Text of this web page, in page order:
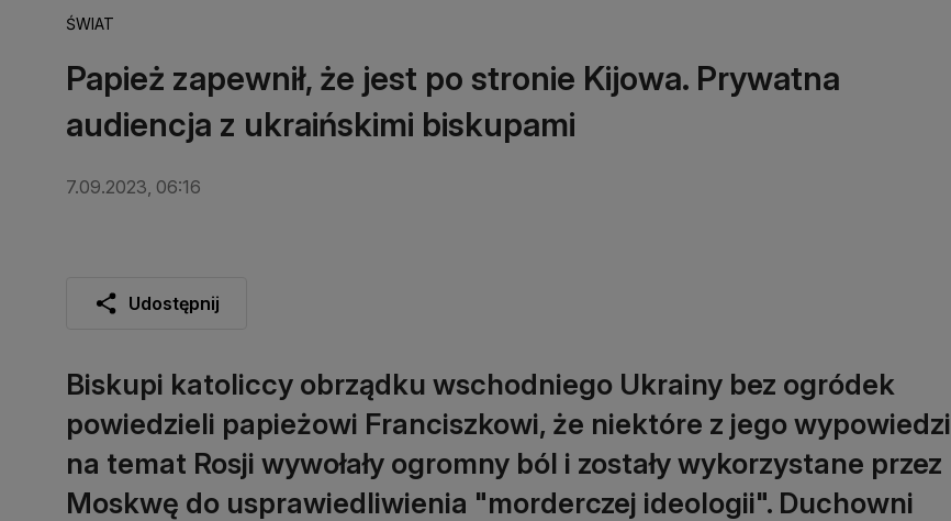
ŚWIAT
Papież zapewnił, że jest po stronie Kijowa. Prywatna
audiencja z ukraińskimi biskupami
7.09.2023, 06:16
Udostępnij
Biskupi katoliccy obrządku wschodniego Ukrainy bez ogródek
powiedzieli papieżowi Franciszkowi, że niektóre z jego wypowiedzi
na temat Rosji wywołały ogromny ból i zostały wykorzystane przez
Moskwę do usprawiedliwienia "morderczej ideologii". Duchowni